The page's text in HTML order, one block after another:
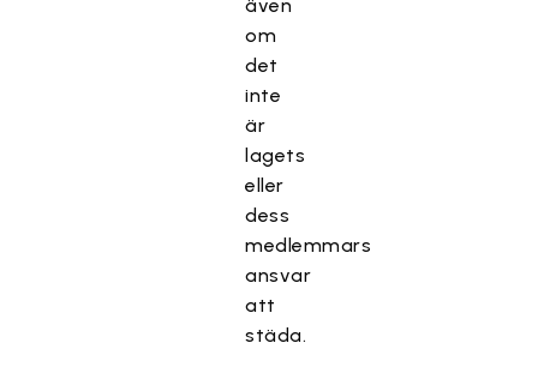
även
om
det
inte
är
lagets
eller
dess
medlemmars
ansvar
att
städa.